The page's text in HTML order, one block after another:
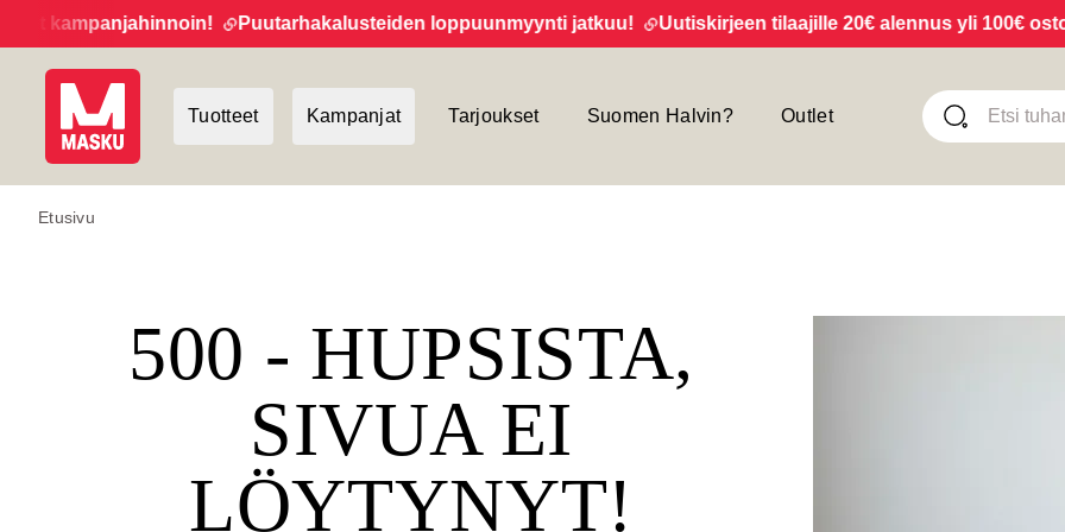
kampanjahinnoin! Puutarhakalusteiden loppuunmyynti jatkuu! Uutiskirjeen tilaajille 20€ alennus yli 100€
Tuotteet Kampanjat Tarjoukset Suomen Halvin? Outlet
Etusivu
500 - HUPSISTA,
SIVUA EI
LÖYTYNYT!